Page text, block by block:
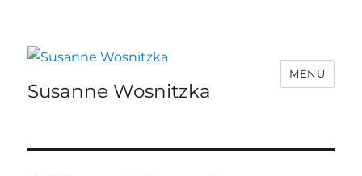
Susanne Wosnitzka
MENÜ